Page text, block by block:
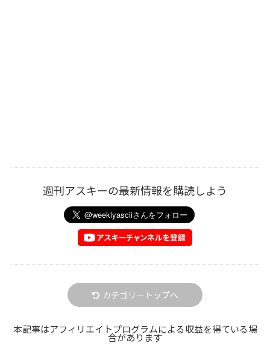
週刊アスキーの最新情報を購読しよう
カテゴリートップへ
本記事はアフィリエイトプログラムによる収益を得ている場
合があります